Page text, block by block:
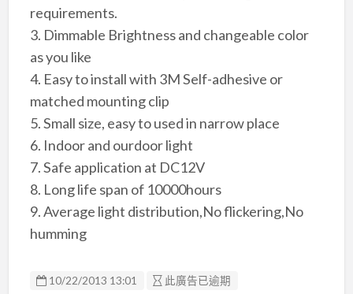
requirements.
3. Dimmable Brightness and changeable color
as you like
4. Easy to install with 3M Self-adhesive or
matched mounting clip
5. Small size, easy to used in narrow place
6. Indoor and ourdoor light
7. Safe application at DC12V
8. Long life span of 10000hours
9. Average light distribution,No flickering,No
humming
10/22/2013 13:01 此廣告已逾期